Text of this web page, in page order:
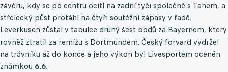
závěru, kdy se po centru ocitl na zadní tyči společně s Tahem, a
střelecký půst protáhl na čtyři soutěžní zápasy v řadě.
Leverkusen zůstal v tabulce druhý šest bodů za Bayernem, který
rovněž ztratil za remízu s Dortmundem. Český forvard vydržel
na trávníku až do konce a jeho výkon byl Livesportem oceněn
známkou 6.6.